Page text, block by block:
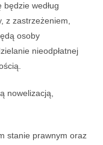
według
z zastrzeżeniem,
osoby
nieodpłatnej
nowelizacją,
stanie prawnym oraz